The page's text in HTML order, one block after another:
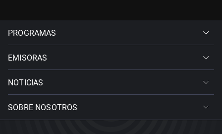
PROGRAMAS
EMISORAS
NOTICIAS
SOBRE NOSOTROS